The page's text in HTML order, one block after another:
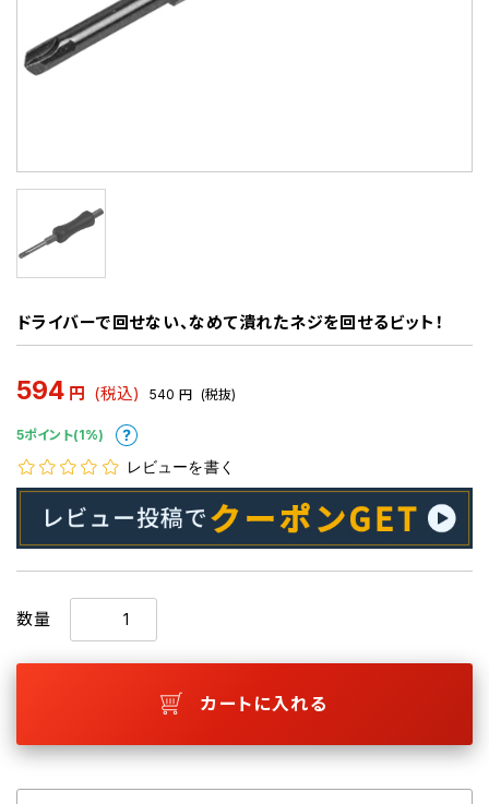
ドライバーで回せない、なめて潰れたネジを回せるビット！
594 円 (税込) 540 円 (税抜)
5ポイント(1%)
レビューを書く
数量
カートに入れる